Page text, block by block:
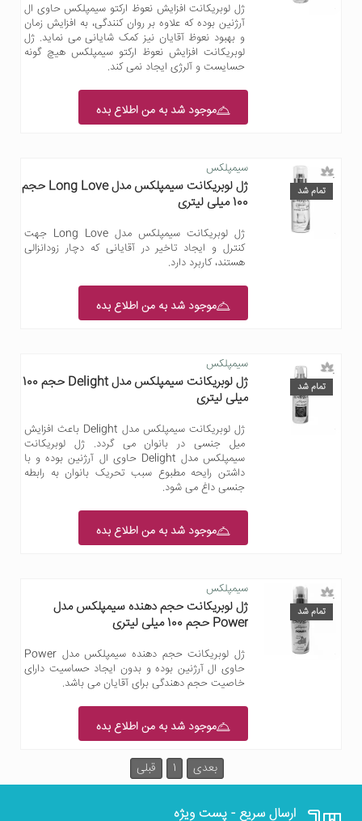
ژل لوبریکانت افزایش نعوظ ارکتو سیمپلکس حاوی ال
آرژنین بوده که علاوه بر روان کنندگی، به افزایش زمان
و بهبود نعوظ آقایان نیز کمک شایانی می نماید. ژل
لوبریکانت افزایش نعوظ ارکتو سیمپلکس هیچ گونه
حسایست و آلرژی ایجاد نمی کند.
موجود شد به من اطلاع بده
تمام شد
سیمپلکس
ژل لوبریکانت سیمپلکس مدل Long Love حجم
100 میلی لیتری
ژل لوبریکانت سیمپلکس مدل Long Love جهت
کنترل و ایجاد تاخیر در آقایانی که دچار زودانزالی
هستند، کاربرد دارد.
موجود شد به من اطلاع بده
تمام شد
سیمپلکس
ژل لوبریکانت سیمپلکس مدل Delight حجم 100
میلی لیتری
ژل لوبریکانت سیمپلکس مدل Delight باعث افزایش
میل جنسی در بانوان می گردد. ژل لوبریکانت
سیمپلکس مدل Delight حاوی ال آرژنین بوده و با
داشتن رایحه مطبوع سبب تحریک بانوان به رابطه
جنسی داغ می شود.
موجود شد به من اطلاع بده
تمام شد
سیمپلکس
ژل لوبریکانت حجم دهنده سیمپلکس مدل
Power حجم 100 میلی لیتری
ژل لوبریکانت حجم دهنده سیمپلکس مدل Power
حاوی ال آرژنین بوده و بدون ایجاد حساسیت دارای
خاصیت حجم دهندگی برای آقایان می باشد.
موجود شد به من اطلاع بده
قبلی 1 بعدی
ارسال سریع - پست ویژه